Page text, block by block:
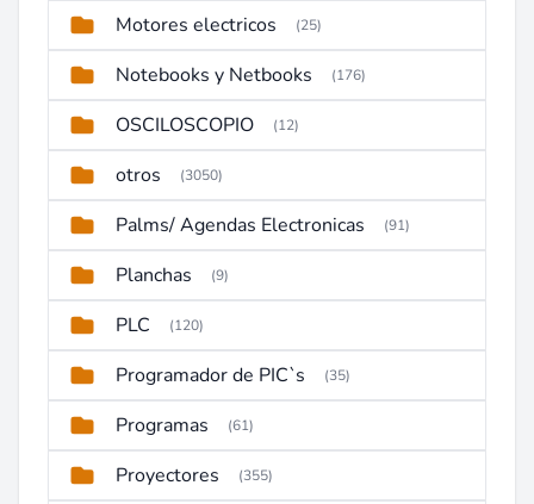
Motores electricos (25)
Notebooks y Netbooks (176)
OSCILOSCOPIO (12)
otros (3050)
Palms/ Agendas Electronicas (91)
Planchas (9)
PLC (120)
Programador de PIC`s (35)
Programas (61)
Proyectores (355)